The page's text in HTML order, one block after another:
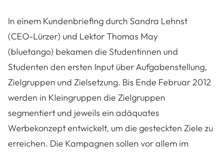
In einem Kundenbriefing durch Sandra Lehnst
(CEO-Lürzer) und Lektor Thomas May
(bluetango) bekamen die Studentinnen und
Studenten den ersten Input über Aufgabenstellung,
Zielgruppen und Zielsetzung. Bis Ende Februar 2012
werden in Kleingruppen die Zielgruppen
segmentiert und jeweils ein adäquates
Werbekonzept entwickelt, um die gesteckten Ziele zu
erreichen. Die Kampagnen sollen vor allem im